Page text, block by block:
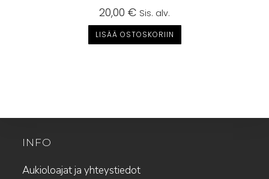
20,00 € Sis. alv.
LISÄÄ OSTOSKORIIN
INFO
Aukioloajat ja yhteystiedot